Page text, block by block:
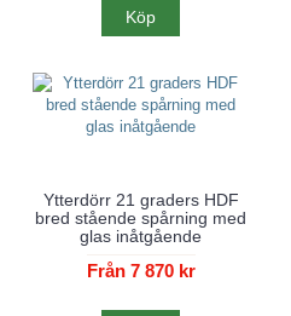
Köp
Ytterdörr 21 graders HDF
bred stående spårning med
glas inåtgående
Från 7 870 kr